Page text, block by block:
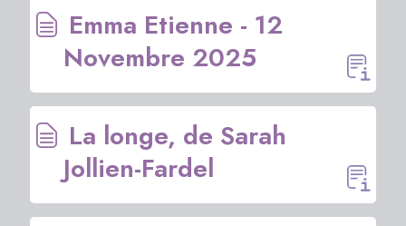
Emma Etienne - 12
Novembre 2025
La longe, de Sarah
Jollien-Fardel